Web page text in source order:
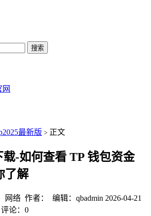
搜索
网
最新版 > 正文
-如何查看 TP 钱包资金
了解
网络 作者： 编辑：qbadmin 2026-04-21
评论：0